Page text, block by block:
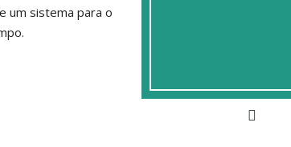
um sistema para o